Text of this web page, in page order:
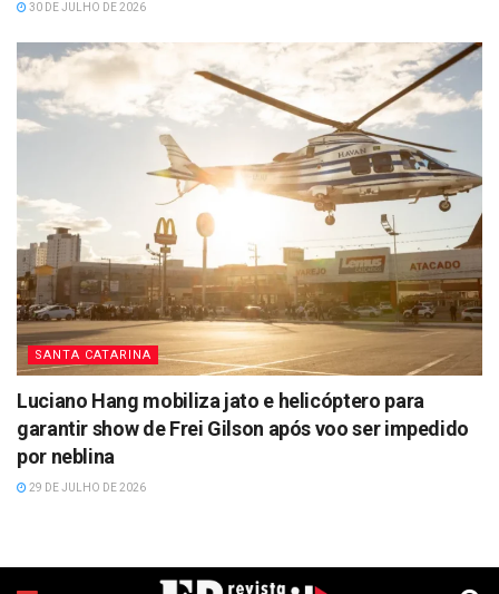
30 DE JULHO DE 2026
SANTA CATARINA
Luciano Hang mobiliza jato e helicóptero para
garantir show de Frei Gilson após voo ser impedido
por neblina
29 DE JULHO DE 2026